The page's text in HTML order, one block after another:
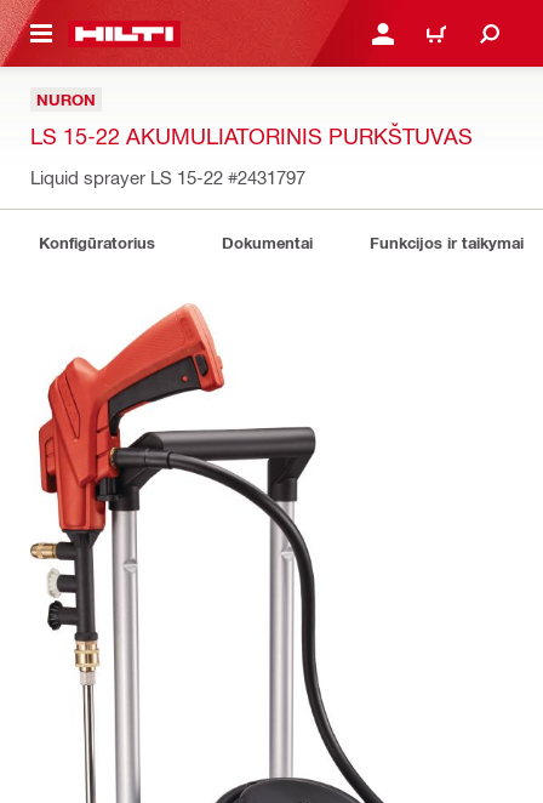
TURINIO PRISIJUNGTI ARBA
PIRKINIŲ
NURON
LS 15-22 AKUMULIATORINIS PURKŠTUVAS
Liquid sprayer LS 15-22 #2431797
Konfigūratorius Dokumentai Funkcijos ir taikymai